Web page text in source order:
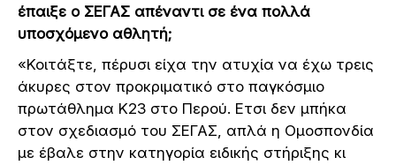
έπαιξε ο ΣΕΓΑΣ απέναντι σε ένα πολλά
υποσχόμενο αθλητή;
«Κοιτάξτε, πέρυσι είχα την ατυχία να έχω τρεις
άκυρες στον προκριματικό στο παγκόσμιο
πρωτάθλημα Κ23 στο Περού. Ετσι δεν μπήκα
στον σχεδιασμό του ΣΕΓΑΣ, απλά η Ομοσπονδία
με έβαλε στην κατηγορία ειδικής στήριξης κι